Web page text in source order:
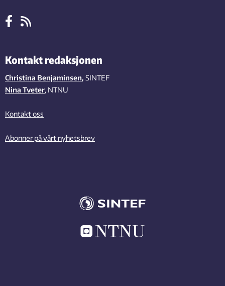
Kontakt redaksjonen
Christina Benjaminsen, SINTEF
Nina Tveter, NTNU
Kontakt oss
Abonner på vårt nyhetsbrev